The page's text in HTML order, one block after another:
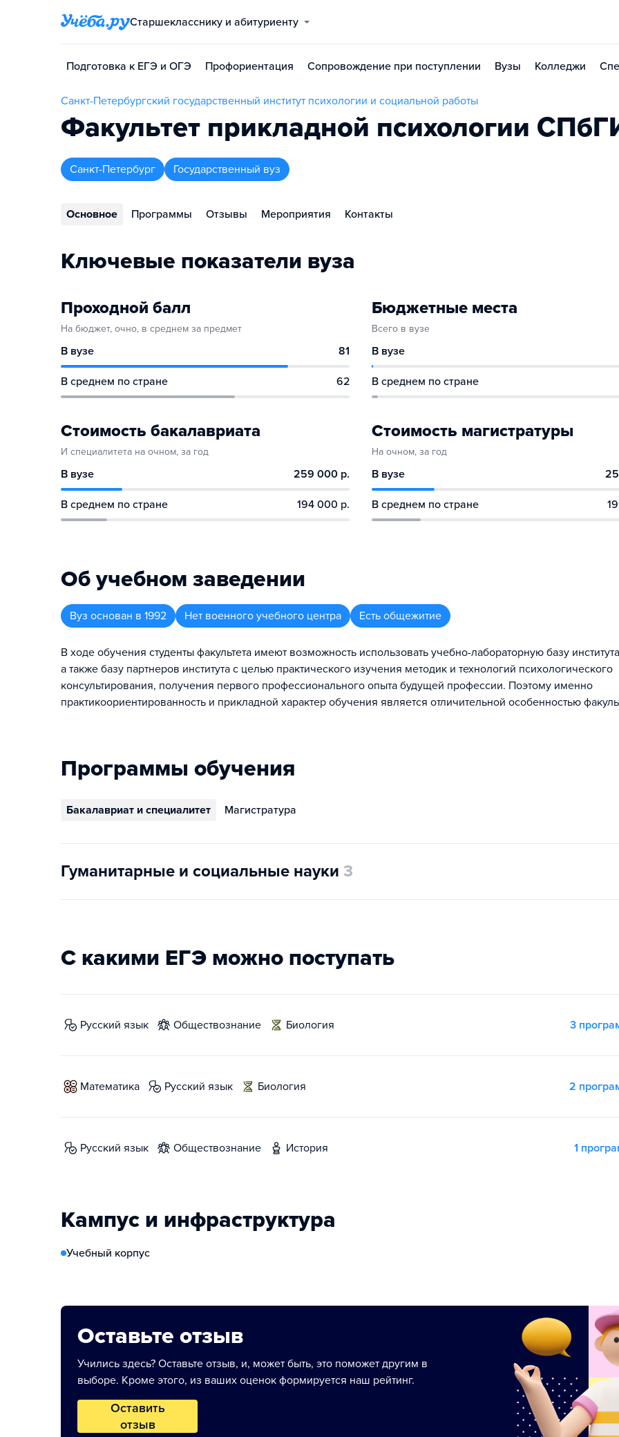
Старшекласснику и абитуриенту
Подготовка к ЕГЭ и ОГЭ Профориентация Сопровождение при поступлении Вузы Колледжи
Санкт-Петербургский государственный институт психологии и социальной работы
Факультет прикладной психологии
Санкт-Петербург Государственный вуз
Основное Программы Отзывы Мероприятия Контакты
Ключевые показатели вуза
Проходной балл
На бюджет, очно, в среднем за предмет
В вузе 81
В среднем по стране 62
Бюджетные места
Всего в вузе
В вузе
В среднем по стране
Стоимость бакалавриата
И специалитета на очном, за год
В вузе 259 000 р.
В среднем по стране 194 000 р.
Стоимость магистратуры
На очном, за год
В вузе
В среднем по стране
Об учебном заведении
Вуз основан в 1992 Нет военного учебного центра Есть общежитие
В ходе обучения студенты факультета имеют возможность использовать учебно-лабораторную базу
а также базу партнеров института с целью практического изучения методик и технологий психологического
консультирования, получения первого профессионального опыта будущей профессии. Поэтому именно
практикоориентированность и прикладной характер обучения является отличительной особенностью
Программы обучения
Бакалавриат и специалитет Магистратура
Гуманитарные и социальные науки 3
С какими ЕГЭ можно поступать
русский язык обществознание биология 3
математика русский язык биология 2
русский язык обществознание история 1
Кампус и инфраструктура
Учебный корпус
Оставьте отзыв
Учились здесь? Оставьте отзыв, и, может быть, это поможет другим в
выборе. Кроме этого, из ваших оценок формируется наш рейтинг.
Оставить
отзыв